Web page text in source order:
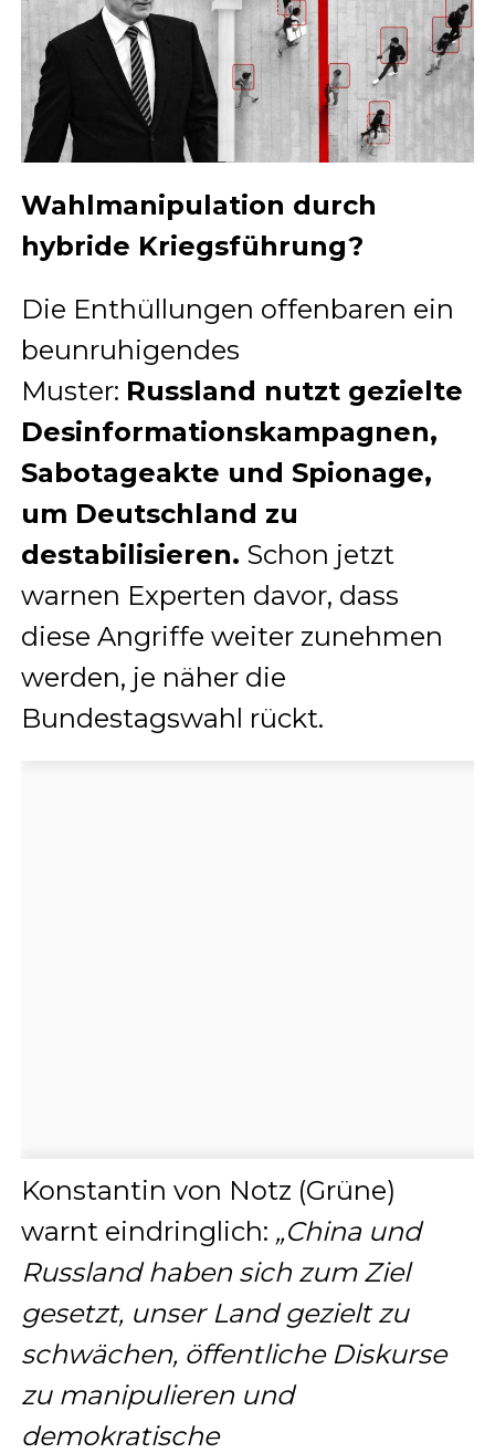
Wahlmanipulation durch
hybride Kriegsführung?
Die Enthüllungen offenbaren ein
beunruhigendes
Muster: Russland nutzt gezielte
Desinformationskampagnen,
Sabotageakte und Spionage,
um Deutschland zu
destabilisieren. Schon jetzt
warnen Experten davor, dass
diese Angriffe weiter zunehmen
werden, je näher die
Bundestagswahl rückt.
Konstantin von Notz (Grüne)
warnt eindringlich: „China und
Russland haben sich zum Ziel
gesetzt, unser Land gezielt zu
schwächen, öffentliche Diskurse
zu manipulieren und
demokratische